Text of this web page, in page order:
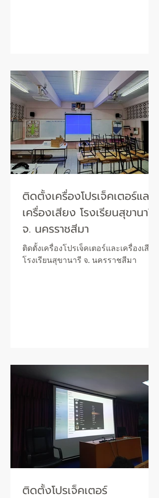
ติดตั้งเครื่องโปรเจ็คเตอร์และ
เครื่องเสียง โรงเรียนสุขานารี
จ. นครราชสีมา
ติดตั้งเครื่องโปรเจ็คเตอร์และเครื่องเสียง
โรงเรียนสุขานารี จ. นครราชสีมา
ติดตั้งโปรเจ็คเตอร์